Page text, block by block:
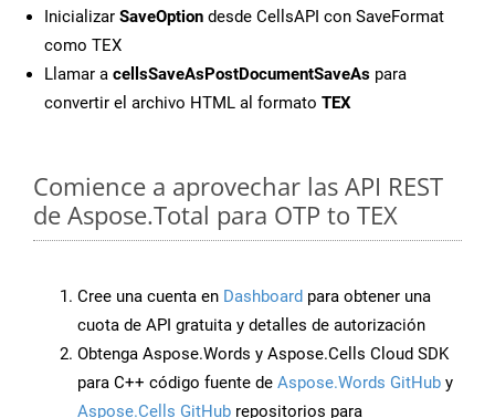
Inicializar SaveOption desde CellsAPI con SaveFormat
como TEX
Llamar a cellsSaveAsPostDocumentSaveAs para
convertir el archivo HTML al formato TEX
Comience a aprovechar las API REST
de Aspose.Total para OTP to TEX
Cree una cuenta en Dashboard para obtener una
cuota de API gratuita y detalles de autorización
Obtenga Aspose.Words y Aspose.Cells Cloud SDK
para C++ código fuente de Aspose.Words GitHub y
Aspose.Cells GitHub repositorios para